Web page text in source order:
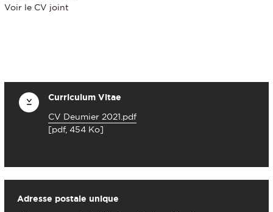
Voir le CV joint
Curriculum Vitae
CV Deumier 2021.pdf
[pdf, 454 Ko]
Adresse postale unique